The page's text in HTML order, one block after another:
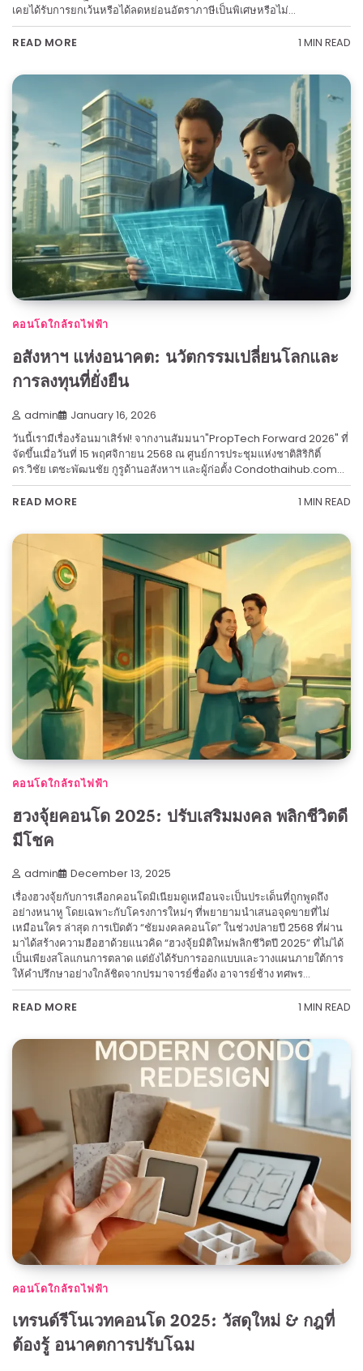
เคยได้รับการยกเว้นหรือได้ลดหย่อนอัตราภาษีเป็นพิเศษหรือไม่…
READ MORE 1 MIN READ
คอนโดใกล้รถไฟฟ้า
อสังหาฯ แห่งอนาคต: นวัตกรรมเปลี่ยนโลกและ
การลงทุนที่ยั่งยืน
admin January 16, 2026
วันนี้เรามีเรื่องร้อนมาเสิร์ฟ! จากงานสัมมนา"PropTech Forward 2026" ที่
จัดขึ้นเมื่อวันที่ 15 พฤศจิกายน 2568 ณ ศูนย์การประชุมแห่งชาติสิริกิติ์
ดร.วิชัย เตชะพัฒนชัย กูรูด้านอสังหาฯ และผู้ก่อตั้ง Condothaihub.com…
READ MORE 1 MIN READ
คอนโดใกล้รถไฟฟ้า
ฮวงจุ้ยคอนโด 2025: ปรับเสริมมงคล พลิกชีวิตดี
มีโชค
admin December 13, 2025
เรื่องฮวงจุ้ยกับการเลือกคอนโดมิเนียมดูเหมือนจะเป็นประเด็นที่ถูกพูดถึง
อย่างหนาหู โดยเฉพาะกับโครงการใหม่ๆ ที่พยายามนำเสนอจุดขายที่ไม่
เหมือนใคร ล่าสุด การเปิดตัว “ชัยมงคลคอนโด” ในช่วงปลายปี 2568 ที่ผ่าน
มาได้สร้างความฮือฮาด้วยแนวคิด “ฮวงจุ้ยมิติใหม่พลิกชีวิตปี 2025” ที่ไม่ได้
เป็นเพียงสโลแกนการตลาด แต่ยังได้รับการออกแบบและวางแผนภายใต้การ
ให้คำปรึกษาอย่างใกล้ชิดจากปรมาจารย์ชื่อดัง อาจารย์ช้าง ทศพร…
READ MORE 1 MIN READ
คอนโดใกล้รถไฟฟ้า
เทรนด์รีโนเวทคอนโด 2025: วัสดุใหม่ & กฎที่
ต้องรู้ อนาคตการปรับโฉม